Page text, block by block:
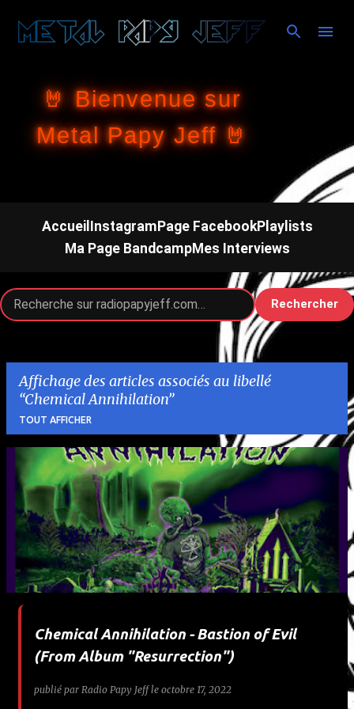
Accéder au contenu principal
🤘 Bienvenue sur
Metal Papy Jeff 🤘
Accueil InstagramPage FacebookPlaylists
Ma Page BandcampMes Interviews
Rechercher
Affichage des articles associés au libellé
Chemical Annihilation
TOUT AFFICHER
c
Chemical Annihilation - Bastion of Evil
(From Album "Resurrection")
publié par Radio Papy Jeff le octobre 17, 2022